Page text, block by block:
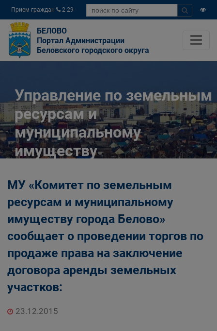
Прием граждан
2-29-
04
БЕЛОВО
Портал Администрации
Беловского городского округа
Управление по земельным
ресурсам и
муниципальному
имуществу
Беловского городского
округа
Главная
Структурные подразделения Администрации
Беловского городского округа
Управление по земельным ресурсам и
муниципальному имуществу Администрации
Беловского городского округа
МУ «Комитет по земельным
ресурсам и муниципальному
имуществу города Белово»
сообщает о проведении торгов по
продаже права на заключение
договора аренды земельных
участков:
23.12.2015